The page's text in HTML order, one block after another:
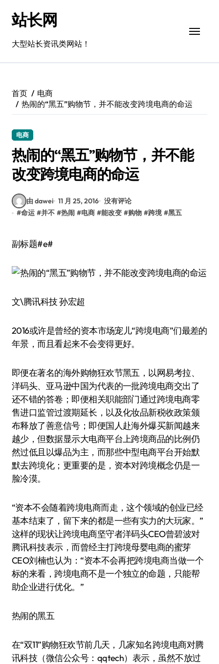
站长网
大型站长资讯类网站！
首页
电商
热闹的“黑五”购物节，并不能改变跨境电商的命运
电商
热闹的“黑五”购物节，并不能
改变跨境电商的命运
由 dawei 11 月 25, 2016 没有评论
#命运 #并不 #热闹 #电商 #能改变 #购物 #跨境 #黑五
副标题#e#
文\腾讯科技 孙宏超
2016或许是曾经的资本市场宠儿“跨境电商”们最差的
年景，而且看起来不会变得更好。
即便在著名的海外购物狂欢节黑五，以网易考拉、
洋码头、亚马逊中国为代表的一批跨境电商交出了
还不错的答卷；即便相关职能部门通过跨境电商零
售进口监管过渡期延长，以及化妆品新税收政策颁
布释放了善意信号；即便国人赴海外爆买新闻越来
越少，但数据显示大电商平台上跨境商品的比例仍
然过低且以爆品为主，而那些中型电商平台开始默
默去跨境化；更重要的是，资本对跨境概念仍是一
脸冷漠。
“资本不会随着跨境电商而走，这个领域的创业已经
基本结束了，留下来的都是一些有实力的大玩家。”
这样的现状让跨境电商坚守者洋码头CEO曾碧波对
腾讯科技表示，而曾经主打跨境母婴电商的蜜芽
CEO刘楠也认为：“资本不会再把跨境电商当做一个
标的来看，跨境电商不是一个独立的命题，只能帮
助企业进行优化。”
热闹的黑五
在“双11”购物狂欢节前几天，几家知名跨境电商对腾
讯科技（微信公众号：qqtech）表示，虽然不放过